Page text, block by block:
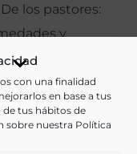
con una finalidad
en base a tus
tus hábitos de
sobre nuestra Política
los pastores:
y
y su queso,
ganado